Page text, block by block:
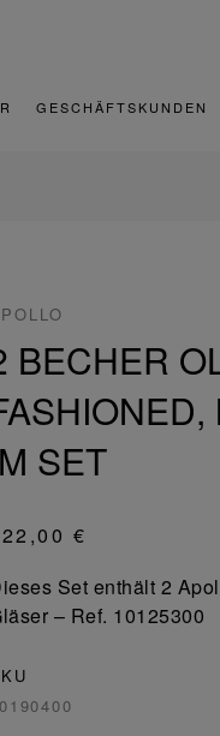
GESCHÄFTSKUNDEN
BECHER
SET
€
Set enthält 2
– Ref. 10125300